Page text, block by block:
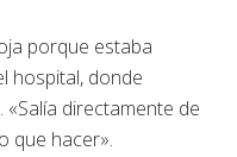
porque estaba
hospital, donde
«Salía directamente de
que hacer».